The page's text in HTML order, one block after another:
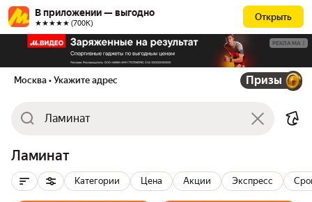
В приложении — выгодно
★★★★★ (700К)
Открыть
РЕКЛАМА
Москва • Укажите адрес Призы
Ламинат
Категории Цена Акции Экспресс